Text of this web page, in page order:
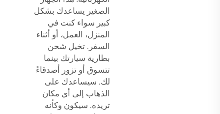
الصغير يساعدك بشكل
كبير سواء كنت في
المنزل، العمل، أو أثناء
السفر. تخيل شحن
بطارية سيارتك بينما
تتسوق أو تزور أصدقاءً
لك. سيساعدك على
الذهاب إلى أي مكان
تريده. سيكون وكأنه